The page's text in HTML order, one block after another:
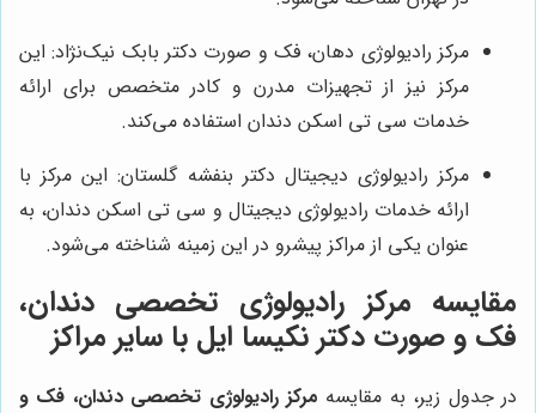
مرکز رادیولوژی دهان، فک و صورت دکتر بابک نیک‌نژاد: این
مرکز نیز از تجهیزات مدرن و کادر متخصص برای ارائه
خدمات سی تی اسکن دندان استفاده می‌کند.
مرکز رادیولوژی دیجیتال دکتر بنفشه گلستان: این مرکز با
ارائه خدمات رادیولوژی دیجیتال و سی تی اسکن دندان، به
عنوان یکی از مراکز پیشرو در این زمینه شناخته می‌شود.
مقایسه مرکز رادیولوژی تخصصی دندان،
فک و صورت دکتر نکیسا ایل با سایر مراکز
در جدول زیر، به مقایسه مرکز رادیولوژی تخصصی دندان، فک و